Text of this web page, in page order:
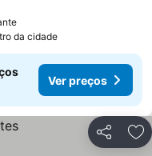
da cidade
Ver preços
Partilhar